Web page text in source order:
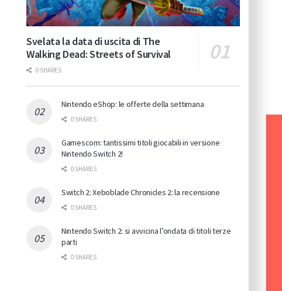
Svelata la data di uscita di The
Walking Dead: Streets of Survival
0 SHARES
Nintendo eShop: le offerte della settimana
0 SHARES
Gamescom: tantissimi titoli giocabili in versione
Nintendo Switch 2!
0 SHARES
Switch 2: Xeboblade Chronicles 2: la recensione
0 SHARES
Nintendo Switch 2: si avvicina l’ondata di titoli terze
parti
0 SHARES